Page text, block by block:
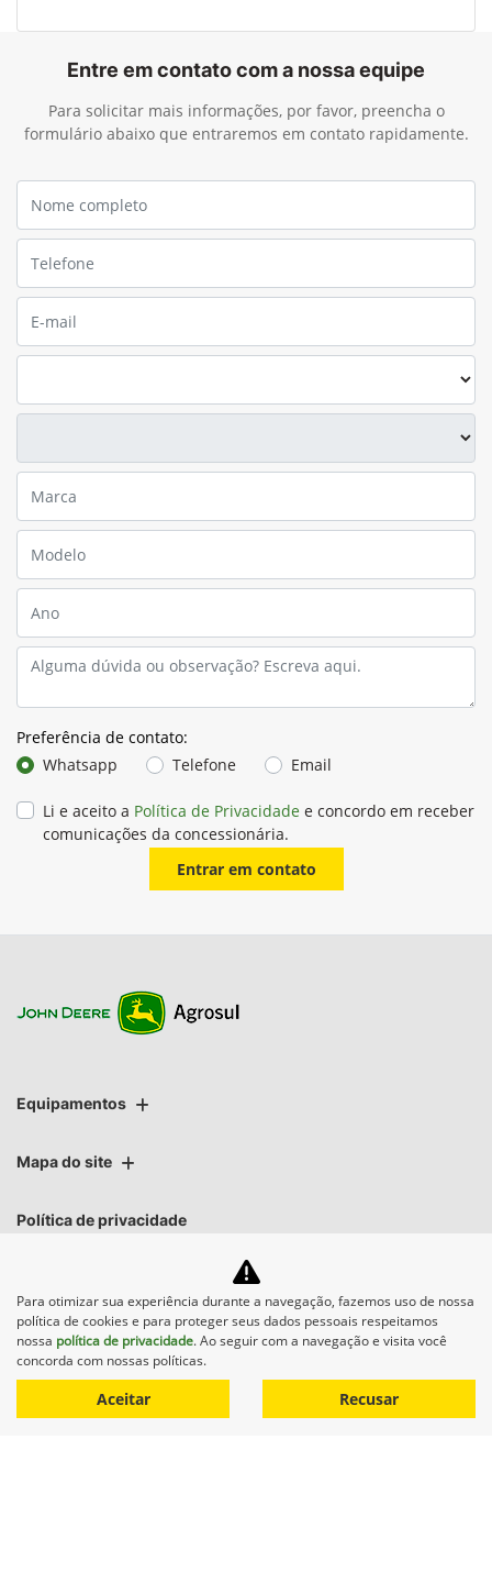
Entre em contato com a nossa equipe
Para solicitar mais informações, por favor, preencha o
formulário abaixo que entraremos em contato rapidamente.
Preferência de contato:
Whatsapp
Telefone Email
Li e aceito a Política de Privacidade e concordo em receber
comunicações da concessionária.
Entrar em contato
Equipamentos
Mapa do site
Política de privacidade
AGROSUL MAQUINAS LTDA
CNPJ: 40.512.337/0001-00
Para otimizar sua experiência durante a navegação, fazemos uso de nossa
política de cookies e para proteger seus dados pessoais respeitamos
nossa política de privacidade. Ao seguir com a navegação e visita você
concorda com nossas políticas.
Aceitar Recusar